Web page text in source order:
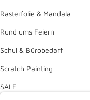
Rasterfolie & Mandala
Rund ums Feiern
Schul & Bürobedarf
Scratch Painting
SALE